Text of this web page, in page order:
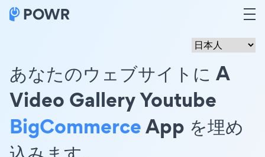
あなたのウェブサイトに A
Video Gallery Youtube
BigCommerceApp を埋め